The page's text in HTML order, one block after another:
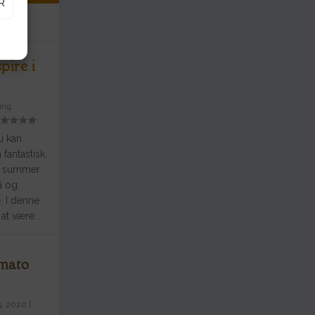
i
kan
summer
og
I denne
være...
2020